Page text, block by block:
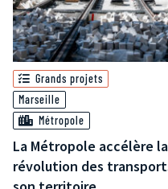
Grands projets
Marseille
Métropole
La Métropole accélère la
révolution des